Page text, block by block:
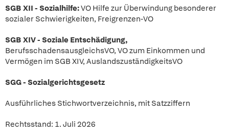
SGB XII - Sozialhilfe:VO Hilfe zur Überwindung besonderer
sozialer Schwierigkeiten, Freigrenzen-VO
SGB XIV - Soziale Entschädigung,
BerufsschadensausgleichsVO, VO zum Einkommen und
Vermögen im SGB XIV, AuslandszuständigkeitsVO
SGG - Sozialgerichtsgesetz
Ausführliches Stichwortverzeichnis, mit Satzziffern
Rechtsstand: 1. Juli 2026